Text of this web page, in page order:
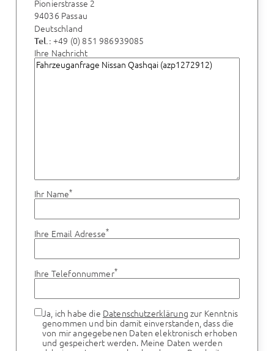
Pionierstrasse 2
94036 Passau
Deutschland
Tel.: +49 (0) 851 986939085
Ihre Nachricht
Ihr Name*
Ihre Email Adresse*
Ihre Telefonnummer*
Ja, ich habe die Datenschutzerklärung zur Kenntnis
genommen und bin damit einverstanden, dass die
von mir angegebenen Daten elektronisch erhoben
und gespeichert werden. Meine Daten werden